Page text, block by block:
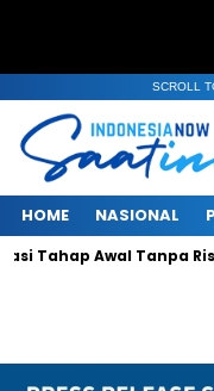
SCROLL
HOME NASIONAL
Tahap Awal Tanpa